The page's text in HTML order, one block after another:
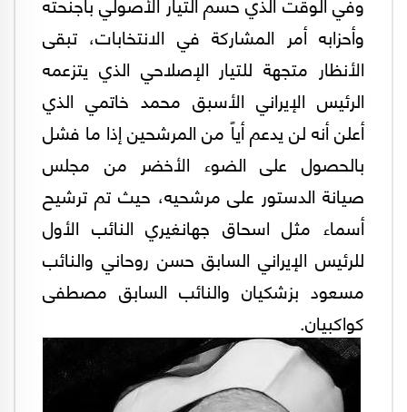
وأحزابه أمر المشاركة في الانتخابات، تبقی
الأنظار متجهة للتيار الإصلاحي الذي يتزعمه
الرئيس الإيراني الأسبق محمد خاتمي الذي
أعلن أنه لن يدعم أياً من المرشحين إذا ما فشل
بالحصول علی الضوء الأخضر من مجلس
صيانة الدستور علی مرشحيه، حيث تم ترشيح
أسماء مثل اسحاق جهانغيري النائب الأول
للرئيس الإيراني السابق حسن روحاني والنائب
مسعود بزشكيان والنائب السابق مصطفى
كواكبيان.